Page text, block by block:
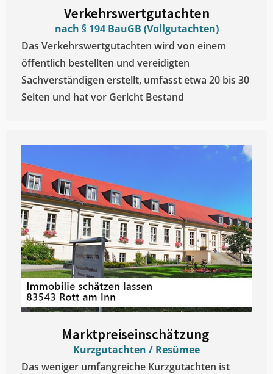
Verkehrswertgutachten
nach § 194 BauGB (Vollgutachten)
Das Verkehrswertgutachten wird von einem
öffentlich bestellten und vereidigten
Sachverständigen erstellt, umfasst etwa 20 bis 30
Seiten und hat vor Gericht Bestand
Marktpreiseinschätzung ​
Kurzgutachten / Resümee
Das weniger umfangreiche Kurzgutachten ist